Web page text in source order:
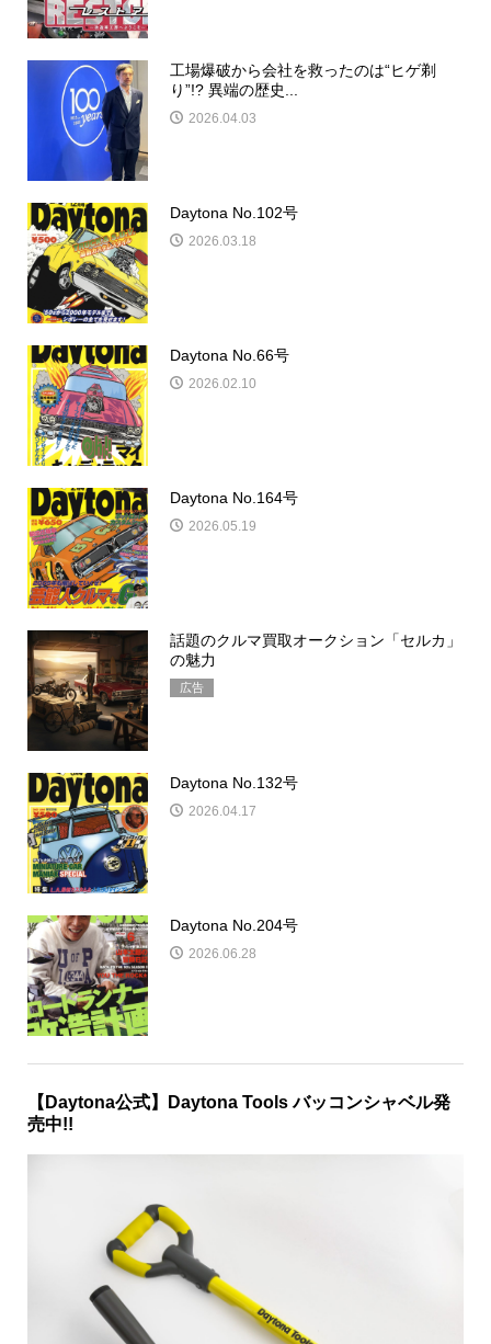
工場爆破から会社を救ったのは“ヒゲ剃
り”!? 異端の歴史...
2026.04.03
Daytona No.102号
2026.03.18
Daytona No.66号
2026.02.10
Daytona No.164号
2026.05.19
話題のクルマ買取オークション「セルカ」
の魅力
広告
Daytona No.132号
2026.04.17
Daytona No.204号
2026.06.28
【Daytona公式】Daytona Tools バッコンシャベル発
売中!!